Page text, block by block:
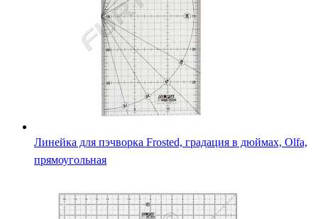
Линейка для пэчворка Frosted, градация в дюймах, Olfa,
прямоугольная